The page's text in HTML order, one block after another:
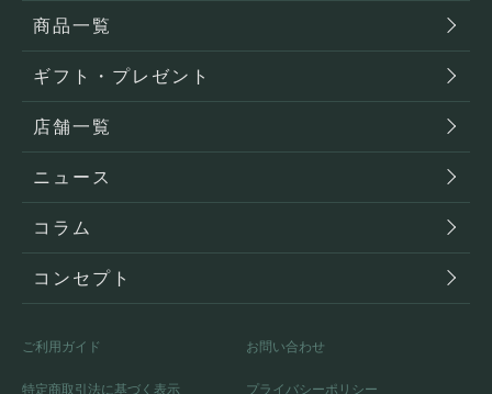
商品一覧
ギフト・プレゼント
店舗一覧
ニュース
コラム
コンセプト
ご利用ガイド お問い合わせ
特定商取引法に基づく表示 プライバシーポリシー